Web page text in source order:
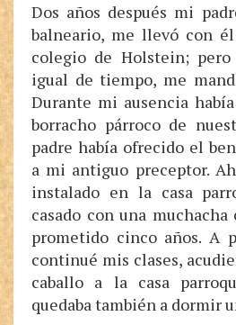
Dos años después mi
balneario, me llevó con
colegio de Holstein;
igual de tiempo, me
Durante mi ausencia
borracho párroco de
padre había ofrecido el
a mi antiguo preceptor.
instalado en la casa
casado con una
prometido cinco años. A
continué mis clases,
caballo a la casa
quedaba también a dormir